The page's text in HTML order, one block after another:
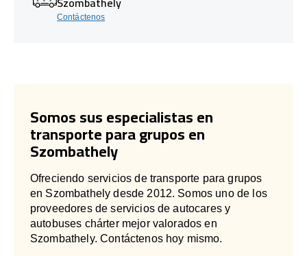
Contáctenos
Somos sus especialistas en
transporte para grupos en
Szombathely
Ofreciendo servicios de transporte para grupos
en Szombathely desde 2012. Somos uno de los
proveedores de servicios de autocares y
autobuses chárter mejor valorados en
Szombathely. Contáctenos hoy mismo.